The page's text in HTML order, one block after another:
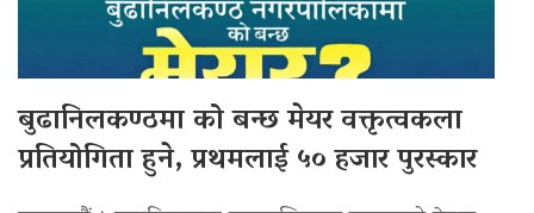
बुढानिलकण्ठमा को बन्छ मेयर वक्तृत्वकला
प्रतियोगिता हुने, प्रथमलाई ५० हजार पुरस्कार